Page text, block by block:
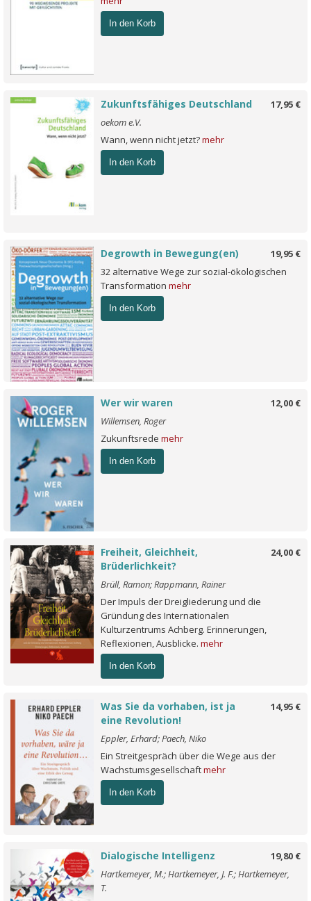
In den Korb
17,95 €
Zukunftsfähiges Deutschland
oekom e.V.
Wann, wenn nicht jetzt?mehr
In den Korb
19,95 €
Degrowth in Bewegung(en)
32 alternative Wege zur sozial-ökologischen
Transformation mehr
In den Korb
12,00 €
Wer wir waren
Willemsen, Roger
Zukunftsrede mehr
In den Korb
24,00 €
Freiheit, Gleichheit,
Brüderlichkeit?
Brüll, Ramon; Rappmann, Rainer
Der Impuls der Dreigliederung und die
Gründung des Internationalen
Kulturzentrums Achberg. Erinnerungen,
Reflexionen, Ausblicke. mehr
In den Korb
14,95 €
Was Sie da vorhaben, ist ja
eine Revolution!
Eppler, Erhard; Paech, Niko
Ein Streitgespräch über die Wege aus der
Wachstumsgesellschaftmehr
In den Korb
19,80 €
Dialogische Intelligenz
Hartkemeyer, M.; Hartkemeyer, J. F.; Hartkemeyer,
T.